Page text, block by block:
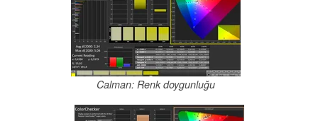
Calman: Renk doygunluğu